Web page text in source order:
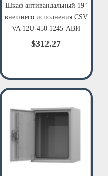
Шкаф антивандальный 19"
внешнего исполнения CSV
VA 12U-450 1245-АВИ
$312.27